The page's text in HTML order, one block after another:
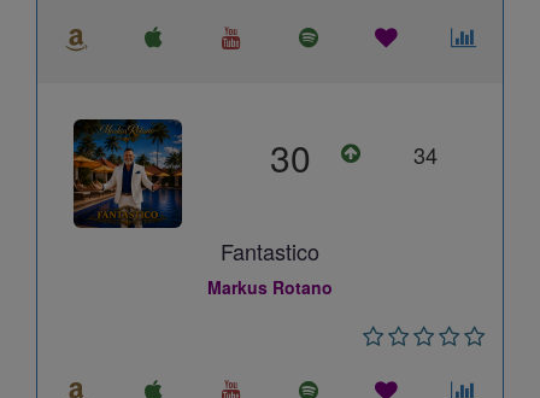
30 34
Fantastico
Markus Rotano